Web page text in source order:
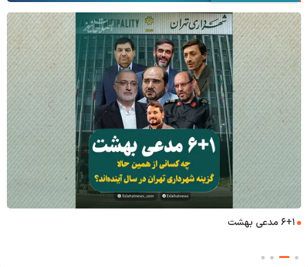
۶+۱ مدعی بهشت